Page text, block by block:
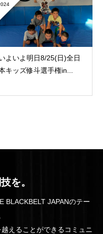
よいよ明日8/25(日)全日
キッズ修斗選手権in...
を。
BLACKBELT JAPANのテー
えることができるコミュニ